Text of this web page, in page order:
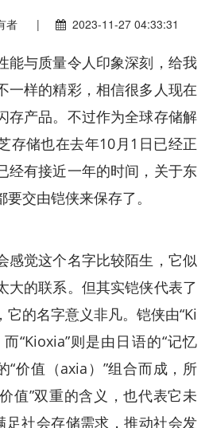
有者 | 2023-11-27 04:33:31
能与质量令人印象深刻，给我
一样的精彩，相信很多人现在
存产品。不过作为全球存储解
存储也在去年10月1日已经正
经有接近一年的时间，关于东
交由铠侠来保存了。
感觉这个名字比较陌生，它似
大的联系。但其实铠侠代表了
的名字意义非凡。铠侠由“Ki
“Kioxia”则是由日语的“记忆
“价值（axia）”组合而成，所
值”双重的含义，也代表它未
足社会存储需求，推动社会发